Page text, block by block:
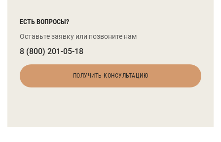
ЕСТЬ ВОПРОСЫ?
Оставьте заявку или позвоните нам
8 (800) 201-05-18
ПОЛУЧИТЬ КОНСУЛЬТАЦИЮ